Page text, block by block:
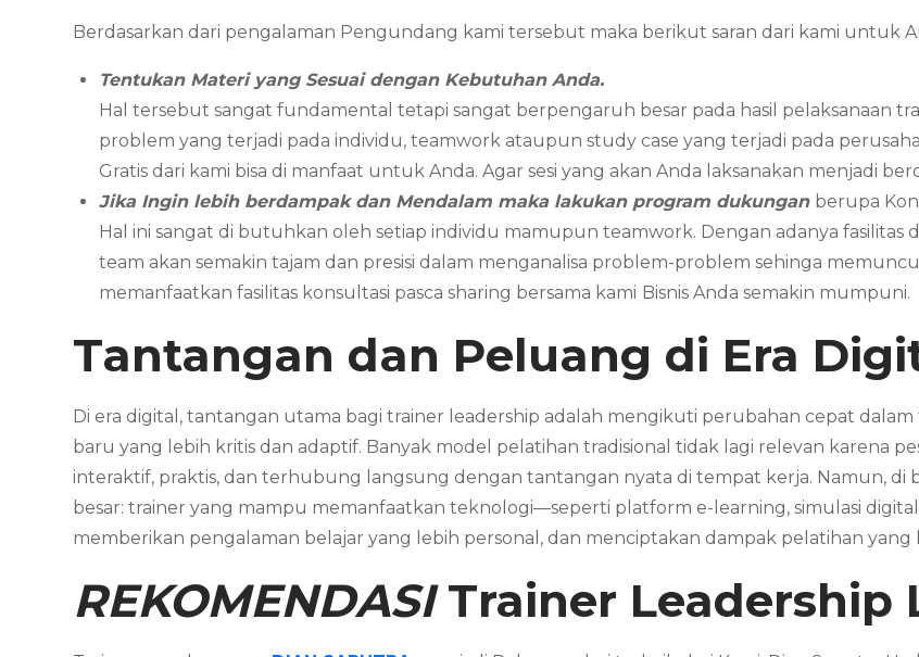
Berdasarkan dari pengalaman Pengundang kami tersebut maka berikut saran dari kami untuk
Tentukan Materi yang Sesuai dengan Kebutuhan Anda.
Hal tersebut sangat fundamental tetapi sangat berpengaruh besar pada hasil pelaksanaan
problem yang terjadi pada individu, teamwork ataupun study case yang terjadi pada
Gratis dari kami bisa di manfaat untuk Anda. Agar sesi yang akan Anda laksanakan menjadi
Jika Ingin lebih berdampak dan Mendalam maka lakukan program dukungan berupa
Hal ini sangat di butuhkan oleh setiap individu mamupun teamwork. Dengan adanya
team akan semakin tajam dan presisi dalam menganalisa problem-problem sehinga
memanfaatkan fasilitas konsultasi pasca sharing bersama kami Bisnis Anda semakin mumpuni.
Tantangan dan Peluang di Era
Di era digital, tantangan utama bagi trainer leadership adalah mengikuti perubahan cepat
baru yang lebih kritis dan adaptif. Banyak model pelatihan tradisional tidak lagi relevan karena
interaktif, praktis, dan terhubung langsung dengan tantangan nyata di tempat kerja. Namun,
besar: trainer yang mampu memanfaatkan teknologi—seperti platform e-learning, simulasi
memberikan pengalaman belajar yang lebih personal, dan menciptakan dampak pelatihan
REKOMENDASITrainer Leadership